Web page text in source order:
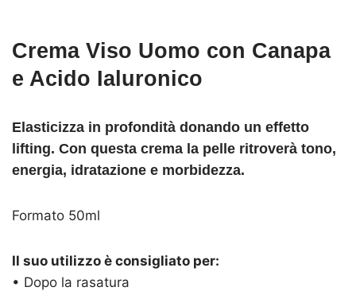
Crema Viso Uomo con Canapa
e Acido Ialuronico
Elasticizza in profondità donando un effetto
lifting. Con questa crema la pelle ritroverà tono,
energia, idratazione e morbidezza.
Formato 50ml
Il suo utilizzo è consigliato per:
• Dopo la rasatura